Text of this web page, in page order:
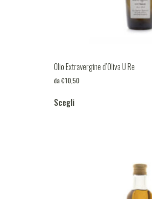
Olio Extravergine d’Oliva U Re
da€10,50
Scegli